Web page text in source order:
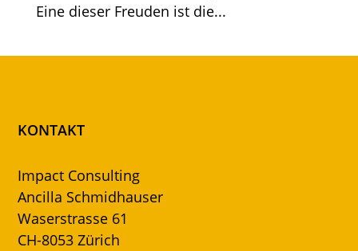
Eine dieser Freuden ist die...
KONTAKT
Impact Consulting
Ancilla Schmidhauser
Waserstrasse 61
CH-8053 Zürich